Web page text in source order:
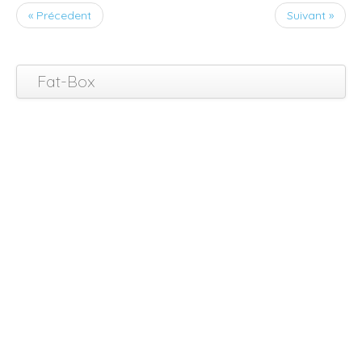
« Précedent Suivant »
Fat-Box